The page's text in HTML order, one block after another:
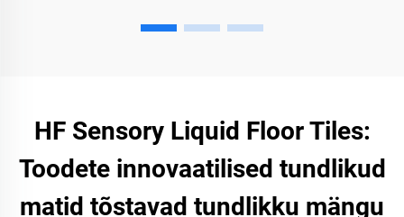
HF Sensory Liquid Floor Tiles:
Toodete innovaatilised tundlikud
matid tõstavad tundlikku mängu